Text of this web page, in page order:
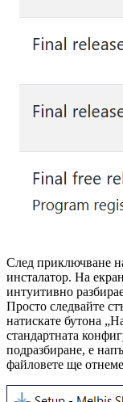
След приключване
инсталатор. На
интуитивно
Просто следвайте
натискате бутона
стандартната
подразбиране, е
файловете ще